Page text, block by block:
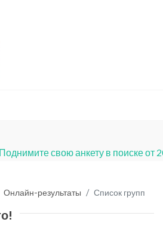
свою анкету в поиске от
Онлайн-результаты Список групп